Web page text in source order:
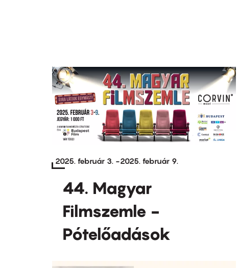
2025. február 3. -2025. február 9.
44. Magyar
Filmszemle -
Pótelőadások